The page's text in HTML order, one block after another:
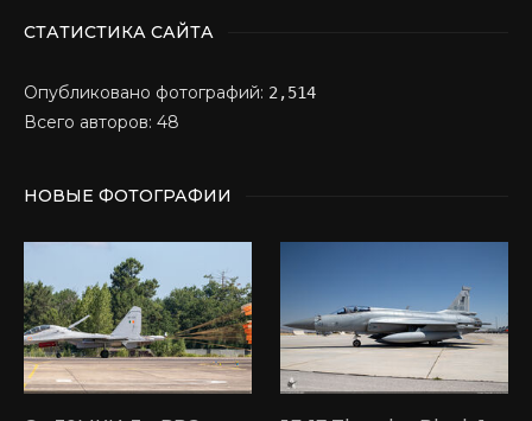
СТАТИСТИКА САЙТА
Опубликовано фотографий: 2,514
Всего авторов: 48
НОВЫЕ ФОТОГРАФИИ